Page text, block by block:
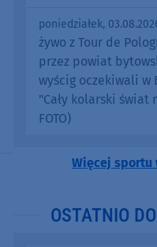
poniedziałek,
żywo z Tour de
przez powiat
wyścig oczekiwali w
"Cały kolarski świat
FOTO)
Więcej sportu
OSTATNIO